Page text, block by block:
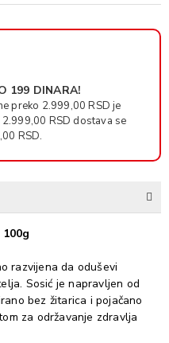
199 DINARA!
preko 2.999,00 RSD je
RSD dostava se
RSD.
razvijena da oduševi
Sosić je napravljen od
bez žitarica i pojačano
za održavanje zdravlja